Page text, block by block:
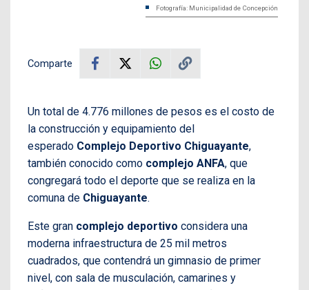
Fotografía: Municipalidad de Concepción
Comparte
Un total de 4.776 millones de pesos es el costo de
la construcción y equipamiento del
esperado Complejo Deportivo Chiguayante,
también conocido como complejo ANFA, que
congregará todo el deporte que se realiza en la
comuna de Chiguayante.
Este gran complejo deportivo considera una
moderna infraestructura de 25 mil metros
cuadrados, que contendrá un gimnasio de primer
nivel, con sala de musculación, camarines y